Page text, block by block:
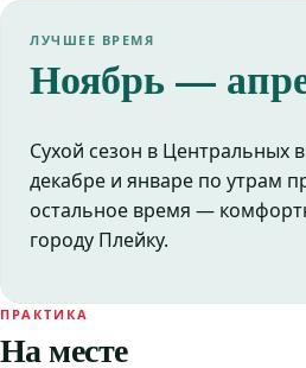
ЛУЧШЕЕ ВРЕМЯ
Ноябрь —
Сухой сезон в Центральных
декабре и январе по утрам
остальное время —
городу Плейку.
ПРАКТИКА
На месте